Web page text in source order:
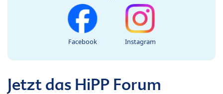
Facebook Instagram
Jetzt das HiPP Forum